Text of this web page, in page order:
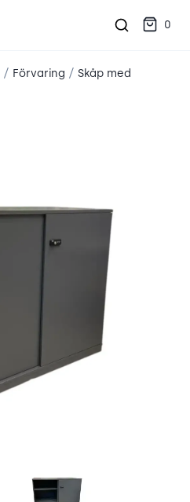
0
/ Förvaring / Skåp med